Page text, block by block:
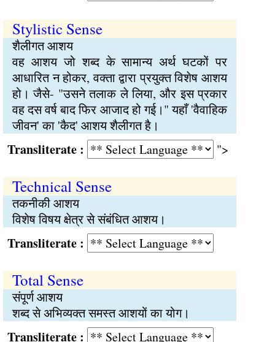
Stylistic Sense
शैलीगत आशय
वह आशय जो शब्द के सामान्य अर्थ घटकों पर
आधारित न होकर, वक्ता द्वारा प्रयुक्त विशेष आशय
हो। जैसे- "उसने तलाक ले लिया, और इस प्रकार
वह दस वर्ष बाद फिर आजाद हो गई।" यहाँ 'वैवाहिक
जीवन' का 'कैद' आशय शैलीगत है।
: ">
Technical Sense
तकनीकी आशय
विशेष विषय क्षेत्र से संबंधित आशय।
:
Total Sense
संपूर्ण आशय
शब्द से अभिव्यक्त समस्त आशयों का योग।
: